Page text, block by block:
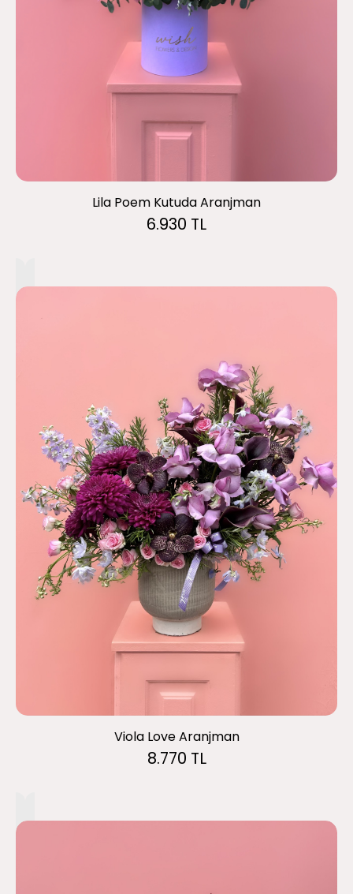
Lila Poem Kutuda Aranjman
6.930 TL
Viola Love Aranjman
8.770 TL